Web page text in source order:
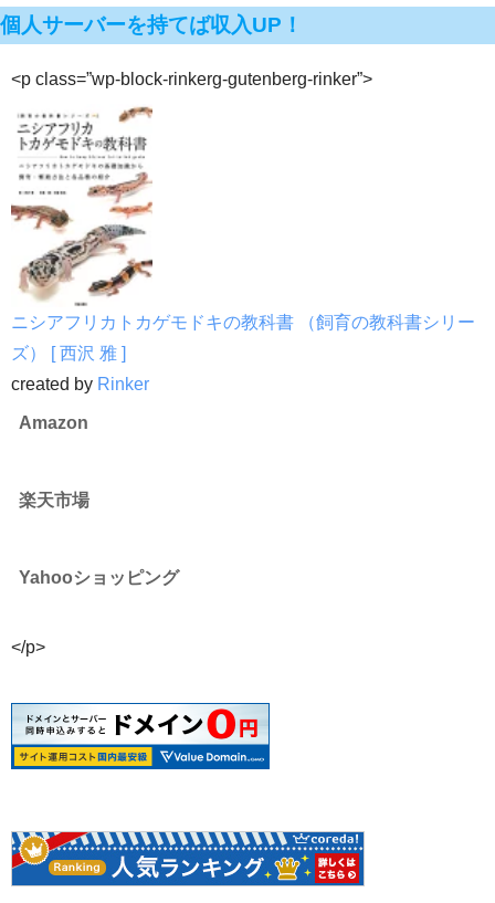
個人サーバーを持てば収入UP！
<p class=”wp-block-rinkerg-gutenberg-rinker”>
ニシアフリカトカゲモドキの教科書 （飼育の教科書シリー
ズ） [ 西沢 雅 ]
created by Rinker
Amazon
楽天市場
Yahooショッピング
</p>